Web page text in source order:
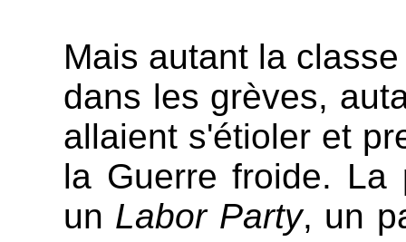
Mais autant la
dans les grèves,
allaient s'étioler et
la Guerre froide. La
un Labor Party, un